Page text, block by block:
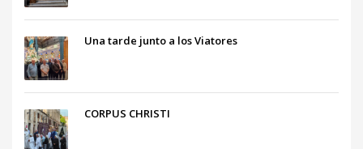
Una tarde junto a los Viatores
CORPUS CHRISTI